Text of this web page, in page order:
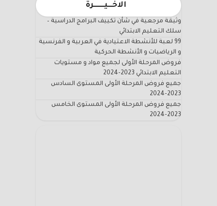
الاخـــيـــــــرة
وثيقة مرجعية في شأن تكييف البرامج الدراسية –
سلك التعليم الابتدائي
99 لعبة للأنشطة الاعتيادية في العربية و الفرنسية
و الرياضيات و الأنشطة الحركية
فروض المرحلة الأولى لجميع مواد و مستويات
التعليم الابتدائي 2023-2024
جميع فروض المرحلة الأولى المستوى السادس
2023-2024
جميع فروض المرحلة الأولى المستوى الخامس
2023-2024